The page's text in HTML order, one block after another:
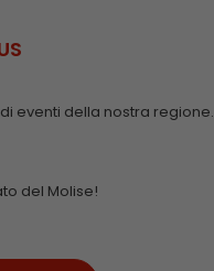
eventi della nostra regione.
del Molise!